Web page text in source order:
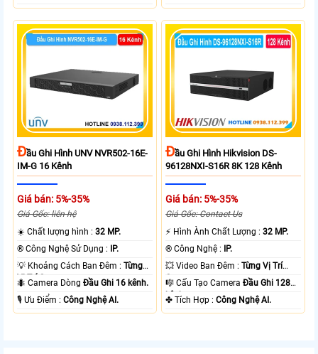
ĐẦu Ghi Hình UNV NVR502-16E-
IM-G 16 Kênh
Giá bán: 5%-35%
Giá Gốc: liên hệ
☀️ Chất lượng hình :32 MP.
®️ Công Nghệ Sử Dụng : IP.
💡 Khoảng Cách Ban Đêm :Từng
Vị Trí Camera .
🐜 Camera DòngĐầu Ghi 16 kênh.
️🎙 Ưu Điểm :Công Nghệ AI.
ĐẦu Ghi Hình Hikvision DS-
96128NXI-S16R 8K 128 Kênh
Giá bán: 5%-35%
Giá Gốc: Contact Us
️⚡ Hình Ành Chất Lượng :32 MP.
®️ Công Nghệ : IP.
💥 Video Ban Đêm :Từng Vị Trí
Camera .
🎼️ Cấu Tạo CameraĐầu Ghi 128
kênh.
️✤ Tích Hợp :Công Nghệ AI.